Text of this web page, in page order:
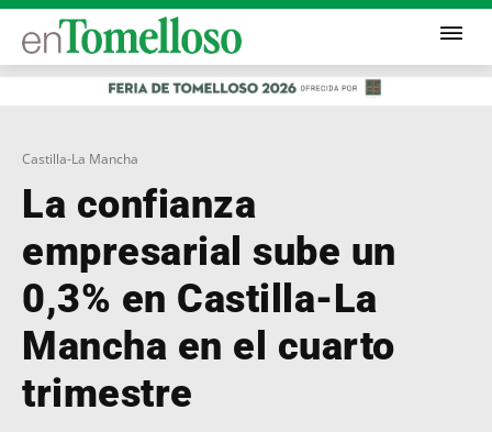
Castilla-La Mancha
La confianza
empresarial sube un
0,3% en Castilla-La
Mancha en el cuarto
trimestre